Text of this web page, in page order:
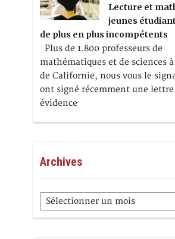
Lecture et
jeunes
de plus en plus incompétents
Plus de 1.800 professeurs de
mathématiques et de sciences
de Californie, nous vous le
ont signé récemment une
évidence
Archives
Archives